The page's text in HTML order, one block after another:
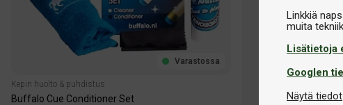
Linkkiä
Lisätietoja
Googlen
Näytä tiedot
Varastossa
Kepin huolto & puhdistus
Buffalo Cue Conditioner Set